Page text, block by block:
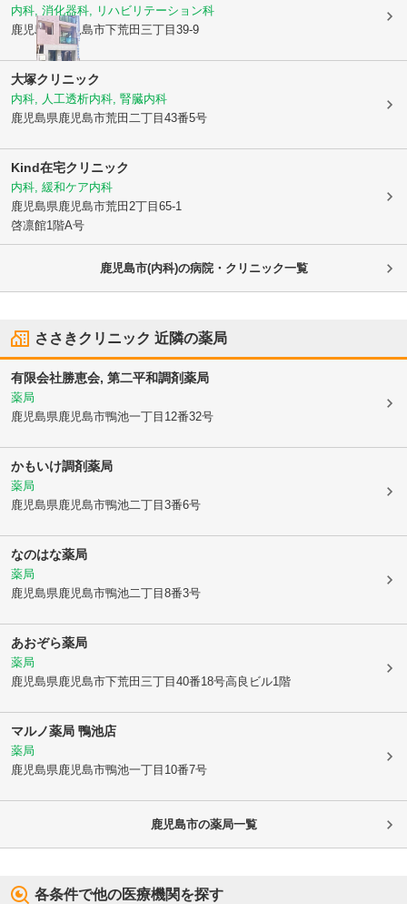
内科, 消化器科, リハビリテーション科
鹿児島県鹿児島市下荒田三丁目39-9
大塚クリニック
内科, 人工透析内科, 腎臓内科
鹿児島県鹿児島市荒田二丁目43番5号
Kind在宅クリニック
内科, 緩和ケア内科
鹿児島県鹿児島市荒田2丁目65-1
啓凛館1階A号
鹿児島市(内科)の病院・クリニック一覧
ささきクリニック 近隣の薬局
有限会社勝恵会, 第二平和調剤薬局
薬局
鹿児島県鹿児島市鴨池一丁目12番32号
かもいけ調剤薬局
薬局
鹿児島県鹿児島市鴨池二丁目3番6号
なのはな薬局
薬局
鹿児島県鹿児島市鴨池二丁目8番3号
あおぞら薬局
薬局
鹿児島県鹿児島市下荒田三丁目40番18号高良ビル1階
マルノ薬局 鴨池店
薬局
鹿児島県鹿児島市鴨池一丁目10番7号
鹿児島市の薬局一覧
各条件で他の医療機関を探す